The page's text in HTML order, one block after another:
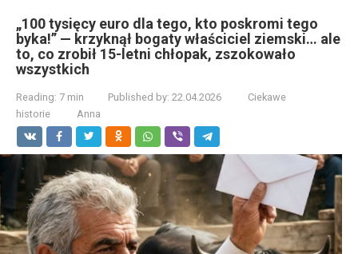
„100 tysięcy euro dla tego, kto poskromi tego
byka!” — krzyknął bogaty właściciel ziemski… ale
to, co zrobił 15-letni chłopak, zszokowało
wszystkich
Reading: 7 min Published by: 22.04.2026
Ciekawe
historie
Anna